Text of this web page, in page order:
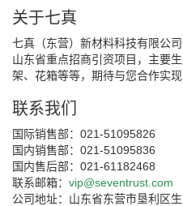
关于七真
七真（东营）新材料科技有限公
山东省重点招商引资项目，主要
架、花箱等等，期待与您合作实
联系我们
国际销售部：021-51095826
国内销售部：021-51095836
国内售后部：021-61182468
联系邮箱： vip@seventrust.com
公司地址：山东省东营市垦利区